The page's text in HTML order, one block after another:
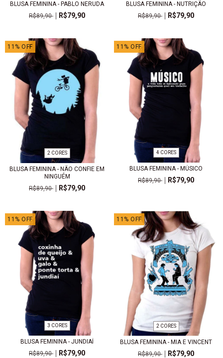
BLUSA FEMININA - PABLO NERUDA
R$89,90
R$79,90
BLUSA FEMININA - NUTRIÇÃO
R$89,90
R$79,90
11 % OFF
2 CORES
BLUSA FEMININA - NÃO CONFIE EM
NINGUÉM
R$89,90
R$79,90
11 % OFF
4 CORES
BLUSA FEMININA - MÚSICO
R$89,90
R$79,90
11 % OFF
3 CORES
BLUSA FEMININA - JUNDIAÍ
R$89,90
R$79,90
11 % OFF
2 CORES
BLUSA FEMININA - MIA E VINCENT
R$89,90
R$79,90